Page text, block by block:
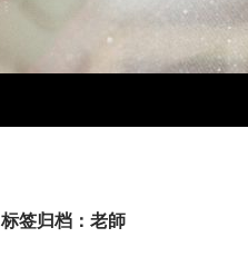
标签归档：老師